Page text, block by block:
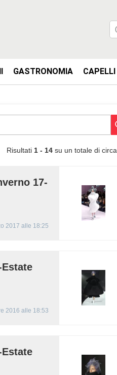
GASTRONOMIA CAPELLI
Risultati 1 - 14 su un totale di circa
17-
2017 alle 18:25
Estate
2016 alle 18:53
Estate